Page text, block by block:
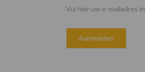
Vul hier uw e-mailadres in